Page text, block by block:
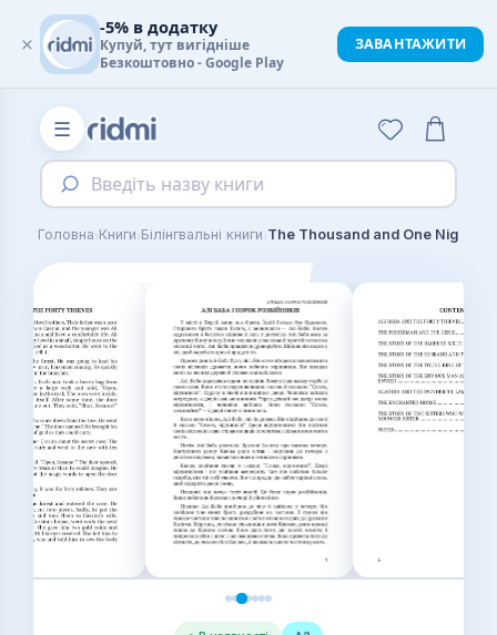
☰
Введіть назву книги
Головна›Книги›Білінгвальні книги›
×
-5% в додатку
Купуй, тут вигідніше
Безкоштовно - Google Play
ЗАВАНТАЖИТИ